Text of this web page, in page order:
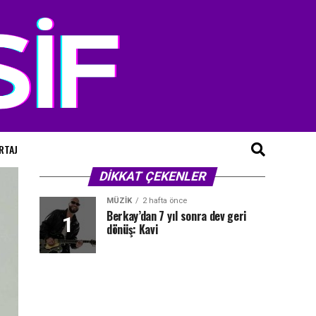
DİKKAT ÇEKENLER
MÜZIK 2 hafta önce
Berkay’dan 7 yıl sonra dev geri
dönüş: Kavi